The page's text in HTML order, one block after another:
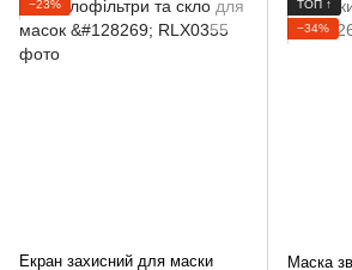
−23%
Екран захисний для маски
ТОП ↑
−34%
Маска